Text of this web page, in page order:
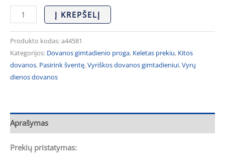
Į KREPŠELĮ
Produkto kodas:a44581
Kategorijos: Dovanos gimtadienio proga, Keletas prekiu, Kitos
dovanos, Pasirink šventę,Vyriškos dovanos gimtadieniui,Vyrų
dienos dovanos
Aprašymas
Prekių pristatymas: